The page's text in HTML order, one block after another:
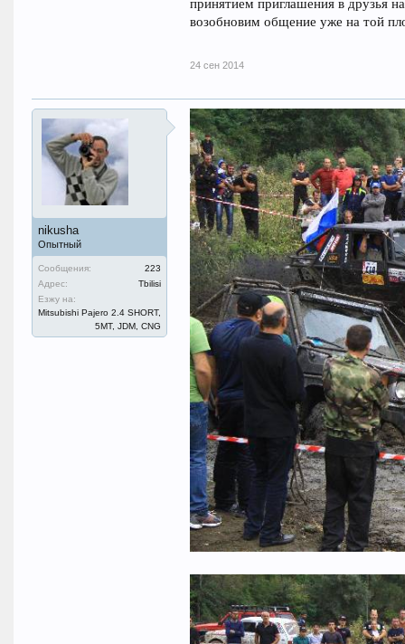
возобновим общение уже на той
24 сен 2014
nikusha
Опытный
Сообщения:
223
Адрес:
Tbilisi
Езжу на:
Mitsubishi Pajero 2.4 SHORT,
5MT, JDM, CNG